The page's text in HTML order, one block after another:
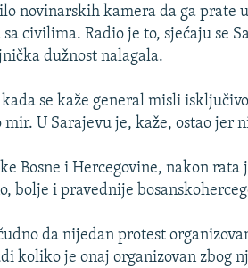
novinarskih kamera da ga prate
civilima. Radio je to, sjećaju se
dužnost nalagala.
se kaže general misli
mir. U Sarajevu je, kaže, ostao jer
Bosne i Hercegovine, nakon
bolje i pravednije
da nijedan protest
koliko je onaj organizovan zbog